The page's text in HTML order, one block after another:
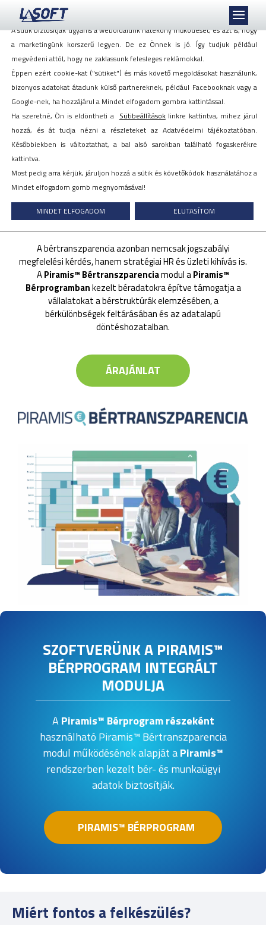
PIRAMIS™
Bértranszparencia
Digitális támogatás a bértranszparencia
követelményeinek teljesítéséhez – a
Piramis™ Bérprogram integrált
megoldásaként
A 2023/970/EU bértranszparencia irányelv célja, hogy
megerősítse az „egyenlő értékű munkáért egyenlő bér”
elvét, és csökkentse a nemek közötti bérkülönbségeket az
A bértranszparencia azonban nemcsak jogszabályi
megfelelési kérdés, hanem stratégiai HR és üzleti kihívás is.
APiramis™ Bértranszparenciamodul aPiramis™
Bérprogrambankezelt béradatokra építve támogatja a
vállalatokat a bérstruktúrák elemzésében, a
bérkülönbségek feltárásában és az adatalapú
döntéshozatalban.
ÁRAJÁNLAT
SZOFTVERÜNK A PIRAMIS™
BÉRPROGRAM INTEGRÁLT
MODULJA
APiramis™ Bérprogram részeként
használható Piramis™ Bértranszparencia
modul működésének alapját aPiramis™
rendszerben kezelt bér- és munkaügyi
adatok biztosítják.
PIRAMIS™ BÉRPROGRAM
Miért fontos a felkészülés?
Mi szeretjük a sütiket, akkor is, ha azok követnek minket!
A sütik biztosítják ugyanis a weboldalunk hatékony működését, és azt is, hogy
a marketingünk korszerű legyen. De ez Önnek is jó. Így tudjuk például
megvédeni attól, hogy ne zaklassunk felesleges reklámokkal.
Éppen ezért cookie-kat ("sütiket") és más követő megoldásokat használunk,
bizonyos adatokat átadunk külső partnereknek, például Facebooknak vagy a
Google-nek, ha hozzájárul a Mindet elfogadom gombra kattintással.
Ha szeretné, Ön is eldöntheti a Sütibeállításoklinkre kattintva, mihez járul
hozzá, és át tudja nézni a részleteket az Adatvédelmi tájékoztatóban.
Későbbiekben is változtathat, a bal alsó sarokban található fogaskerékre
kattintva.
Most pedig arra kérjük, járuljon hozzá a sütik és követőkódok használatához a
Mindet elfogadom gomb megnyomásával!
MINDET ELFOGADOM ELUTASÍTOM